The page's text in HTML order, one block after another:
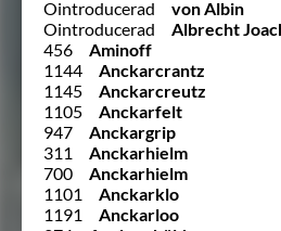
Ointroducerad
von Albin
Ointroducerad
Albrecht
456
Aminoff
1144
Anckarcrantz
1145
Anckarcreutz
1105
Anckarfelt
947
Anckargrip
311
Anckarhielm
700
Anckarhielm
1101
Anckarklo
1191
Anckarloo